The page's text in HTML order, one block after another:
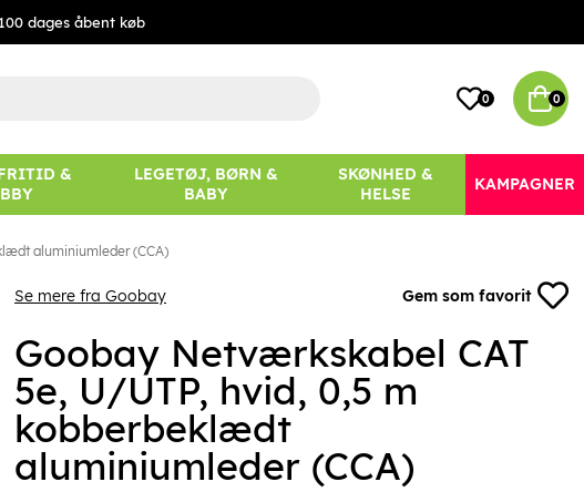
dages åbent køb
0 0
&
LEGETØJ, BØRN &
BABY
SKØNHED &
HELSE
KAMPAGNER
aluminiumleder (CCA)
Se mere fra Goobay Gem som favorit
Goobay Netværkskabel CAT
5e, U/UTP, hvid, 0,5 m
kobberbeklædt
aluminiumleder (CCA)